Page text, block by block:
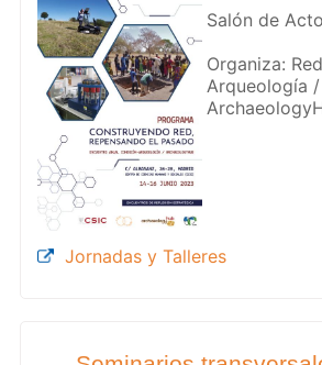
Salón de
Organiza:
Arqueología /
Jornadas y Talleres